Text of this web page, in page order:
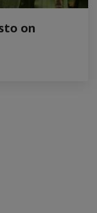
on